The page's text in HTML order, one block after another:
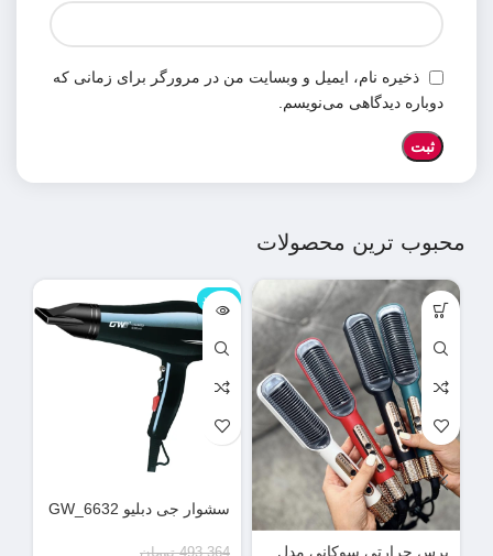
ذخیره نام، ایمیل و وبسایت من در مرورگر برای زمانی که
دوباره دیدگاهی می‌نویسم.
محبوب ترین محصولات
برس حرارتی سوکانی مدل
ناموجود
سشوار جی دبلیو GW_6632